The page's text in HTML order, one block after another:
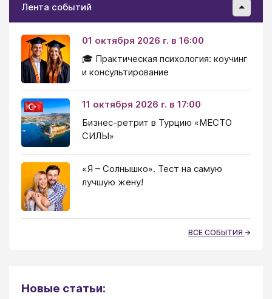
Лента событий
01 октября 2026 г. в 16:00
🎓 Практическая психология: коучинг
и консультирование
11 октября 2026 г. в 17:00
Бизнес-ретрит в Турцию «МЕСТО
СИЛЫ»
«Я – Солнышко». Тест на самую
лучшую жену!
ВСЕ СОБЫТИЯ
Новые статьи: